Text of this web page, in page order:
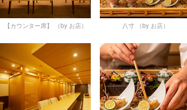
【カウンター席】 （by お店） 八寸 （by お店）